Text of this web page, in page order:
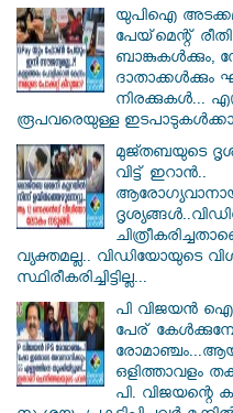
യുപിഐ
പേയ്‌മെന്റ്
ബാങ്കുകള്‍ക്കും,
ദാതാക്കള്‍ക്കും
നിരക്കുകള്‍...
രൂപവരെയുള്ള
മുജ്തബയുടെ
വിട്ട് ഇറാൻ..
വ്യക്തമല്ല.. വിഡിയോയുടെ
സ്ഥിരീകരിച്ചിട്ടില്ല...
പി വിജയന്‍
പേര്
ഒളിത്താവളം
പി. വിജയന്റെ